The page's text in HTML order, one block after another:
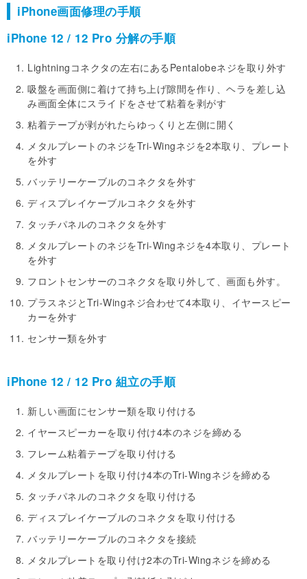
iPhone画面修理の手順
iPhone 12 / 12 Pro 分解の手順
Lightningコネクタの左右にあるPentalobeネジを取り外す
吸盤を画面側に着けて持ち上げ隙間を作り、ヘラを差し込
み画面全体にスライドをさせて粘着を剥がす
粘着テープが剥がれたらゆっくりと左側に開く
メタルプレートのネジをTri-Wingネジを2本取り、プレート
を外す
バッテリーケーブルのコネクタを外す
ディスプレイケーブルコネクタを外す
タッチパネルのコネクタを外す
メタルプレートのネジをTri-Wingネジを4本取り、プレート
を外す
フロントセンサーのコネクタを取り外して、画面も外す。
プラスネジとTri-Wingネジ合わせて4本取り、イヤースピー
カーを外す
センサー類を外す
iPhone 12 / 12 Pro 組立の手順
新しい画面にセンサー類を取り付ける
イヤースピーカーを取り付け4本のネジを締める
フレーム粘着テープを取り付ける
メタルプレートを取り付け4本のTri-Wingネジを締める
タッチパネルのコネクタを取り付ける
ディスプレイケーブルのコネクタを取り付ける
バッテリーケーブルのコネクタを接続
メタルプレートを取り付け2本のTri-Wingネジを締める